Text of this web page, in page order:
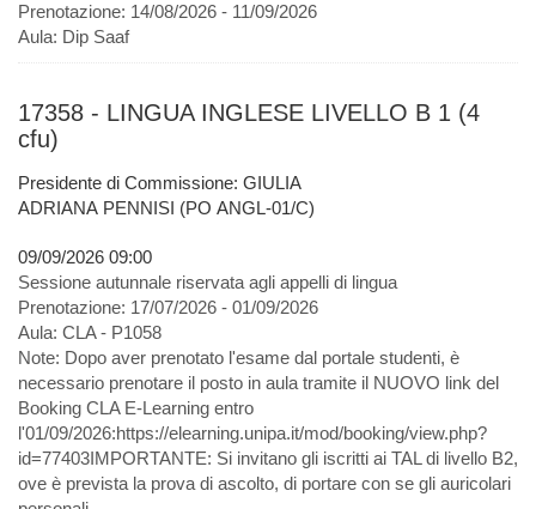
Prenotazione: 14/08/2026 - 11/09/2026
Aula: Dip Saaf
17358 - LINGUA INGLESE LIVELLO B 1 (4
cfu)
Presidente di Commissione: GIULIA
ADRIANA PENNISI (PO ANGL-01/C)
09/09/2026 09:00
Sessione autunnale riservata agli appelli di lingua
Prenotazione: 17/07/2026 - 01/09/2026
Aula: CLA - P1058
Note: Dopo aver prenotato l'esame dal portale studenti, è
necessario prenotare il posto in aula tramite il NUOVO link del
Booking CLA E-Learning entro
l'01/09/2026:https://elearning.unipa.it/mod/booking/view.php?
id=77403IMPORTANTE: Si invitano gli iscritti ai TAL di livello B2,
ove è prevista la prova di ascolto, di portare con se gli auricolari